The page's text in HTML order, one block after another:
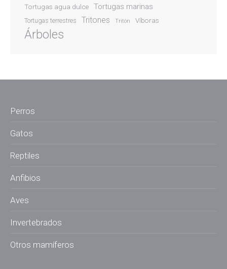
Tortugas agua dulce Tortugas marinas
Tortugas terrestres Tritones Tritón Víboras
Árboles
Perros
Gatos
Reptiles
Anfibios
Aves
Invertebrados
Otros mamíferos